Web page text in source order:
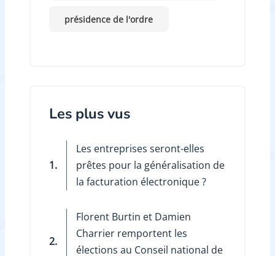
présidence de l'ordre
Les plus vus
1.
Les entreprises seront-elles
prêtes pour la généralisation de
la facturation électronique ?
2.
Florent Burtin et Damien
Charrier remportent les
élections au Conseil national de